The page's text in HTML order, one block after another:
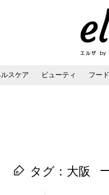
スケア ビューティ フード
タグ：大阪